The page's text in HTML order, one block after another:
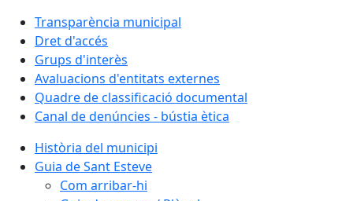
Transparència municipal
Dret d'accés
Grups d'interès
Avaluacions d'entitats externes
Quadre de classificació documental
Canal de denúncies - bústia ètica
Història del municipi
Guia de Sant Esteve
Com arribar-hi